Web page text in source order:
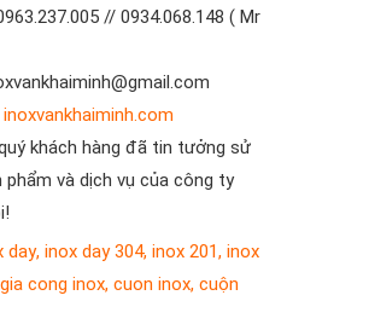
// 0934.068.148 ( Mr
inoxvankhaiminh.com
khách hàng đã tin tưởng sử
phẩm và dịch vụ của công ty
day, inox day 304, inox 201, inox
gia cong inox, cuon inox, cuộn